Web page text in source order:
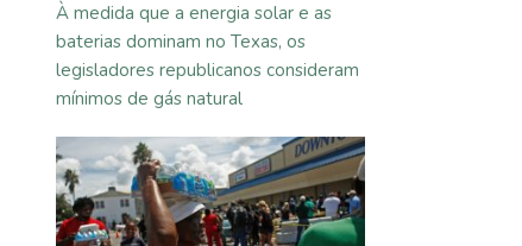
À medida que a energia solar e as
baterias dominam no Texas, os
legisladores republicanos consideram
mínimos de gás natural